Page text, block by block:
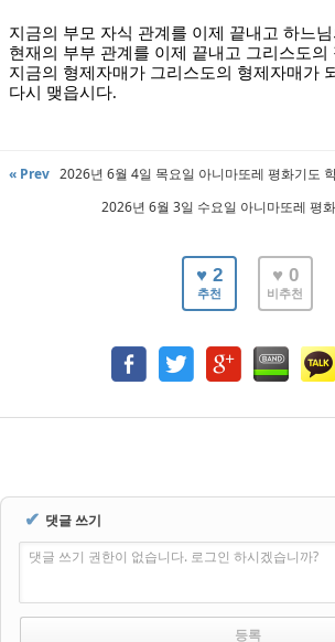
지금의 부모 자식 관계를 이제 끝내고 하느
현재의 부부 관계를 이제 끝내고 그리스도의
지금의 형제자매가 그리스도의 형제자매가
다시 맺읍시다.
« Prev 2026년 6월 4일 목요일 아니마또레 평화기도
2026년 6월 3일 수요일 아니마또레 평
♥ 2
추천
♥ 0
비추천
✔ 댓글 쓰기
댓글 쓰기 권한이 없습니다. 로그인 하시겠습니까?